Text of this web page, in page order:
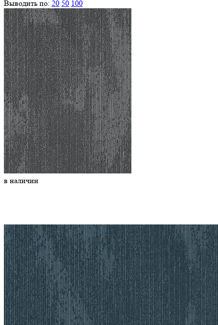
Выводить по: 20 50 100
в наличии